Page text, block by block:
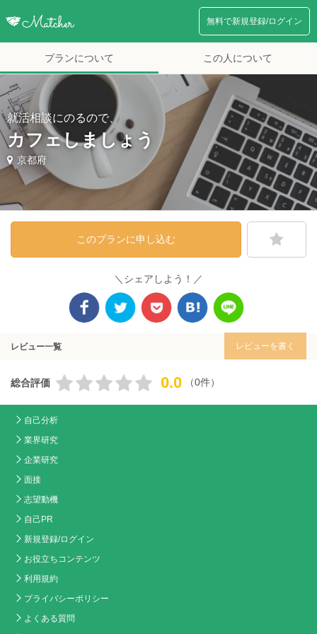
無料で新規登録/ログイン
プランについて この人について
就活相談にのるので、
カフェしましょう
京都府
このプランに申し込む
＼シェアしよう！／
レビュー一覧 レビューを書く
総合評価 0.0 （0件）
自己分析
業界研究
企業研究
面接
志望動機
自己PR
新規登録/ログイン
お役立ちコンテンツ
利用規約
プライバシーポリシー
よくある質問